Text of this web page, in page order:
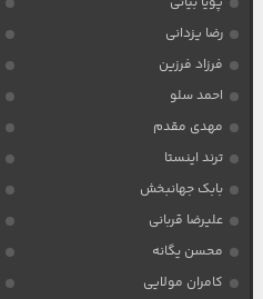
رضا یزدانی
فرزاد فرزین
احمد سلو
مهدی مقدم
ترند اینستا
بابک جهانبخش
علیرضا قربانی
محسن یگانه
کامران مولایی